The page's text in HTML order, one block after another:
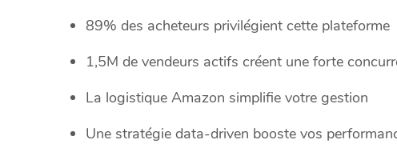
89% des acheteurs privilégient cette plateforme
1,5M de vendeurs actifs créent une forte
La logistique Amazon simplifie votre gestion
Une stratégie data-driven booste vos